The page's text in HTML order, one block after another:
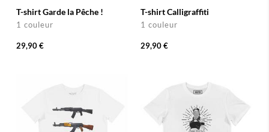
T-shirt Garde la Pêche !
1 couleur
29,90 €
T-shirt Calligraffiti
1 couleur
29,90 €